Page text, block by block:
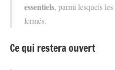
essentiels, parmi lesquels
fermés.
Ce qui restera ouvert